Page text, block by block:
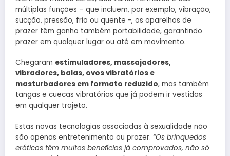
múltiplas funções – que incluem, por exemplo, vibração,
sucção, pressão, frio ou quente -, os aparelhos de
prazer têm ganho também portabilidade, garantindo
prazer em qualquer lugar ou até em movimento.
Chegaram estimuladores, massajadores,
vibradores, balas, ovos vibratórios e
masturbadores em formato reduzido, mas também
tangas e cuecas vibratórias que já podem ir vestidas
em qualquer trajeto.
Estas novas tecnologias associadas à sexualidade não
são apenas entretenimento ou prazer. “Os brinquedos
eróticos têm muitos benefícios já comprovados, não só